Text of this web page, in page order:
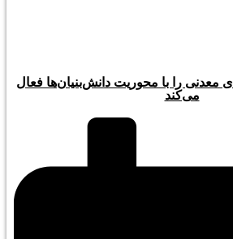
را با محوریت دانش‌بنیان‌ها فعال
می‌کند